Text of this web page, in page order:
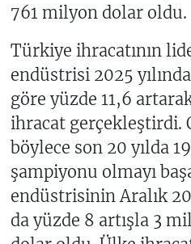
761 milyon dolar oldu.
Türkiye ihracatının
endüstrisi 2025
göre yüzde 11,6
ihracat gerçekleştirdi.
böylece son 20 yılda
şampiyonu olmayı
endüstrisinin Aralık
da yüzde 8 artışla 3